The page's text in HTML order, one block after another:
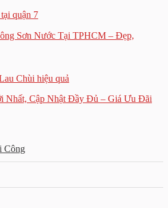
Sơn Nước Tại TPHCM – Đẹp,
Nhất, Cập Nhật Đầy Đủ – Giá Ưu Đãi
Công